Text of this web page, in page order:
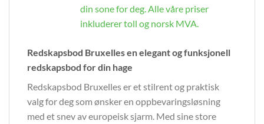
din sone for deg. Alle våre priser
inkluderer toll og norsk MVA.
Redskapsbod Bruxelles en elegant og funksjonell
redskapsbod for din hage
Redskapsbod Bruxelles er et stilrent og praktisk
valg for deg som ønsker en oppbevaringsløsning
med et snev av europeisk sjarm. Med sine store